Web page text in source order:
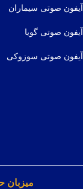
آیفون صوتی سیماران
آیفون صوتی گویا
آیفون صوتی سوزوکی
میزبان